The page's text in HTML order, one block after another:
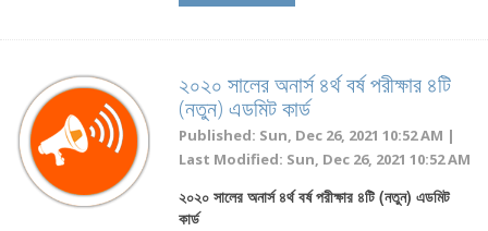
২০২০ সালের অনার্স ৪র্থ বর্ষ পরীক্ষার ৪টি
(নতুন) এডমিট কার্ড
Published: Sun, Dec 26, 2021 10:52 AM |
Last Modified: Sun, Dec 26, 2021 10:52 AM
২০২০ সালের অনার্স ৪র্থ বর্ষ পরীক্ষার ৪টি (নতুন) এডমিট
কার্ড